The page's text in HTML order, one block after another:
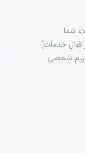
شما
قبال خدمات)
شخصی